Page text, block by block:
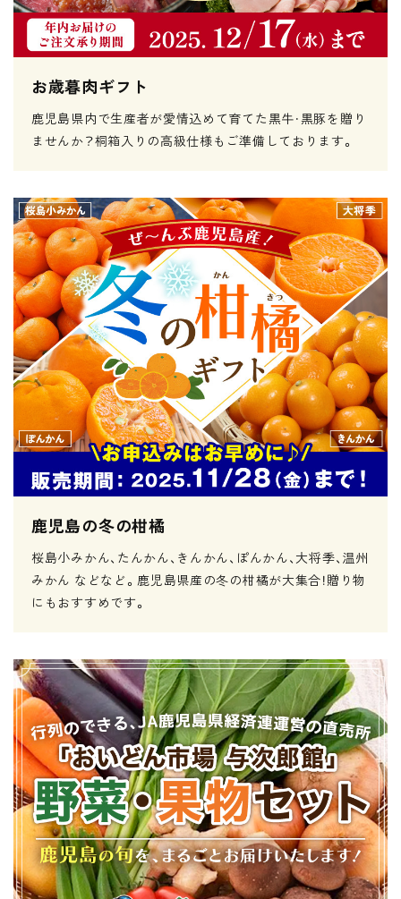
お歳暮肉ギフト
鹿児島県内で生産者が愛情込めて育てた黒牛・黒豚を贈り
ませんか？桐箱入りの高級仕様もご準備しております。
鹿児島の冬の柑橘
桜島小みかん、たんかん、きんかん、ぽんかん、大将季、温州
みかん などなど。鹿児島県産の冬の柑橘が大集合！贈り物
にもおすすめです。